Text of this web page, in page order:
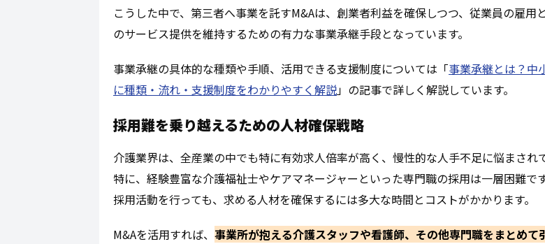
こうした中で、第三者へ事業を託すM&Aは、創業者利益を確保しつつ、従業員の雇用
のサービス提供を維持するための有力な事業承継手段となっています。
事業承継の具体的な種類や手順、活用できる支援制度については「事業承継とは？中
に種類・流れ・支援制度をわかりやすく解説」の記事で詳しく解説しています。
採用難を乗り越えるための人材確保戦略
介護業界は、全産業の中でも特に有効求人倍率が高く、慢性的な人手不足に悩まされ
特に、経験豊富な介護福祉士やケアマネージャーといった専門職の採用は一層困難で
採用活動を行っても、求める人材を確保するには多大な時間とコストがかかります。
M&Aを活用すれば、 事業所が抱える介護スタッフや看護師、その他専門職をまとめて